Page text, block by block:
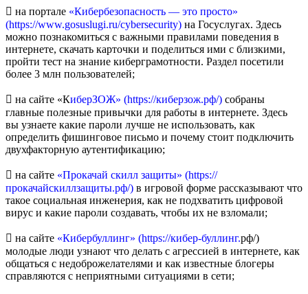
 на портале «Кибербезопасность — это просто»
(https://www.gosuslugi.ru/cybersecurity) на Госуслугах. Здесь
можно познакомиться с важными правилами поведения в
интернете, скачать карточки и поделиться ими с близкими,
пройти тест на знание киберграмотности. Раздел посетили
более 3 млн пользователей;
 на сайте «КиберЗОЖ» (https://киберзож.рф/) собраны
главные полезные привычки для работы в интернете. Здесь
вы узнаете какие пароли лучше не использовать, как
определить фишинговое письмо и почему стоит подключить
двухфакторную аутентификацию;
 на сайте «Прокачай скилл защиты» (https://
прокачайскиллзащиты.рф/) в игровой форме рассказывают что
такое социальная инженерия, как не подхватить цифровой
вирус и какие пароли создавать, чтобы их не взломали;
 на сайте «Кибербуллинг» (https://кибер-буллинг.рф/)
молодые люди узнают что делать с агрессией в интернете, как
общаться с недоброжелателями и как известные блогеры
справляются с неприятными ситуациями в сети;